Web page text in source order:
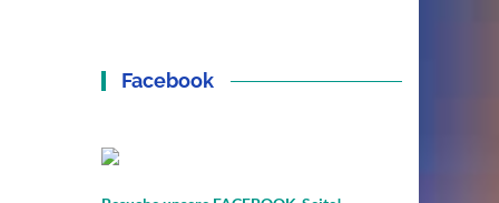
Facebook